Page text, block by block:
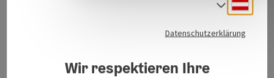
Italienische Spezialitäten von Pizza bis zu Pasta.
Datenschutzerklärung
Wir respektieren Ihre